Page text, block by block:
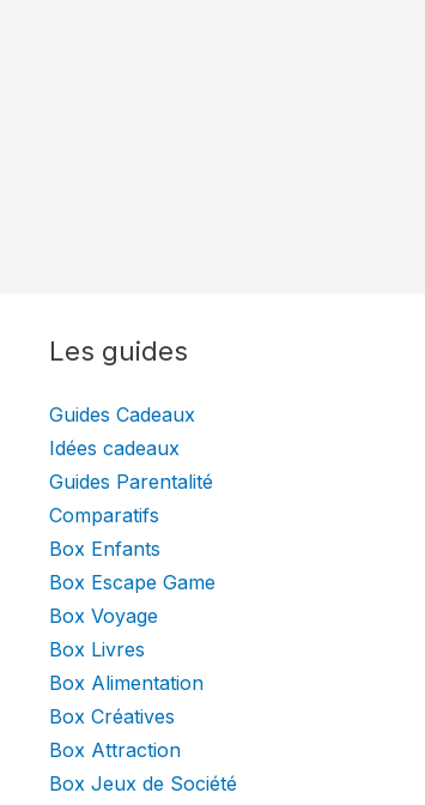
Les guides
Guides Cadeaux
Idées cadeaux
Guides Parentalité
Comparatifs
Box Enfants
Box Escape Game
Box Voyage
Box Livres
Box Alimentation
Box Créatives
Box Attraction
Box Jeux de Société